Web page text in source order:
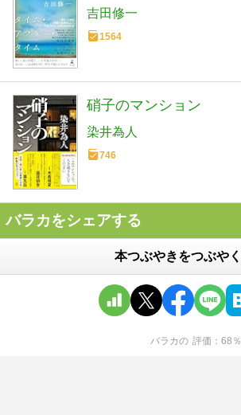
吉田修一
1564
硝子のマンション
染井為人
746
バラカをシェアする
本つぶやきをつぶやく
バラカの 評価 68 ％